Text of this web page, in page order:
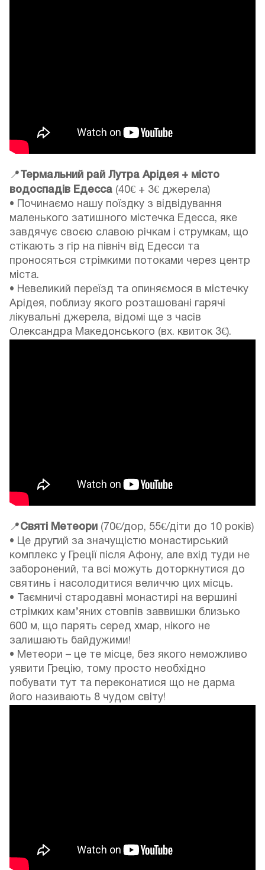
📍Термальний рай Лутра Арідея + місто
водоспадів Едесса (40€ + 3€ джерела)
• Починаємо нашу поїздку з відвідування
маленького затишного містечка Едесса, яке
завдячує своєю славою річкам і струмкам, що
стікають з гір на північ від Едесси та
проносяться стрімкими потоками через центр
міста.
• Невеликий переїзд та опиняємося в містечку
Арідея, поблизу якого розташовані гарячі
лікувальні джерела, відомі ще з часів
Олександра Македонського (вх. квиток 3€).
📍Святі Метеори (70€/дор, 55€/діти до 10 років)
• Це другий за значущістю монастирський
комплекс у Греції після Афону, але вхід туди не
заборонений, та всі можуть доторкнутися до
святинь і насолодитися величчю цих місць.
• Таємничі стародавні монастирі на вершині
стрімких кам’яних стовпів заввишки близько
600 м, що парять серед хмар, нікого не
залишають байдужими!
• Метеори – це те місце, без якого неможливо
уявити Грецію, тому просто необхідно
побувати тут та переконатися що не дарма
його називають 8 чудом світу!